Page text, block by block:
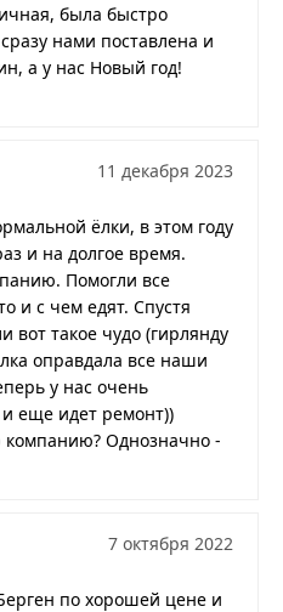
была быстро
нами поставлена и
а у нас Новый год!
11 декабря 2023
ёлки, в этом году
и на долгое время.
Помогли все
и с чем едят. Спустя
вот такое чудо (гирлянду
оправдала все наши
у нас очень
еще идет ремонт))
Однозначно -
7 октября 2022
по хорошей цене и